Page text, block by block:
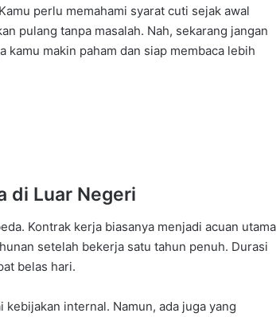
perlu memahami syarat cuti sejak awal
pulang tanpa masalah. Nah, sekarang jangan
makin paham dan siap membaca lebih
di Luar Negeri
Kontrak kerja biasanya menjadi acuan utama
setelah bekerja satu tahun penuh. Durasi
belas hari.
internal. Namun, ada juga yang